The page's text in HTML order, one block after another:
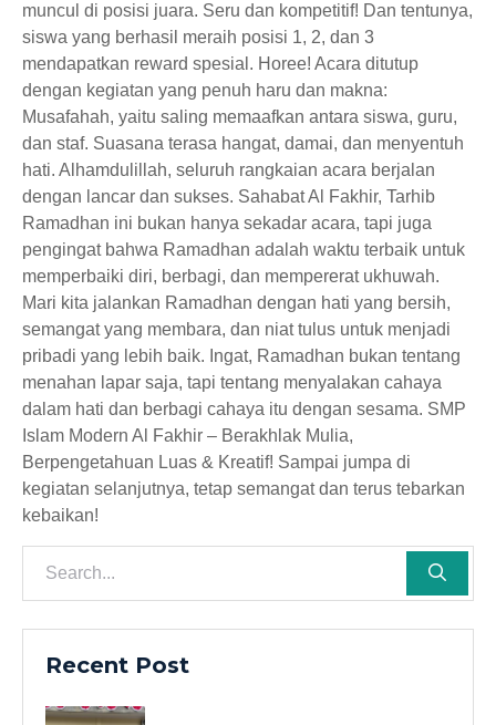
muncul di posisi juara. Seru dan kompetitif! Dan tentunya,
siswa yang berhasil meraih posisi 1, 2, dan 3
mendapatkan reward spesial. Horee! Acara ditutup
dengan kegiatan yang penuh haru dan makna:
Musafahah, yaitu saling memaafkan antara siswa, guru,
dan staf. Suasana terasa hangat, damai, dan menyentuh
hati. Alhamdulillah, seluruh rangkaian acara berjalan
dengan lancar dan sukses. Sahabat Al Fakhir, Tarhib
Ramadhan ini bukan hanya sekadar acara, tapi juga
pengingat bahwa Ramadhan adalah waktu terbaik untuk
memperbaiki diri, berbagi, dan mempererat ukhuwah.
Mari kita jalankan Ramadhan dengan hati yang bersih,
semangat yang membara, dan niat tulus untuk menjadi
pribadi yang lebih baik. Ingat, Ramadhan bukan tentang
menahan lapar saja, tapi tentang menyalakan cahaya
dalam hati dan berbagi cahaya itu dengan sesama. SMP
Islam Modern Al Fakhir – Berakhlak Mulia,
Berpengetahuan Luas & Kreatif! Sampai jumpa di
kegiatan selanjutnya, tetap semangat dan terus tebarkan
kebaikan!
Recent Post